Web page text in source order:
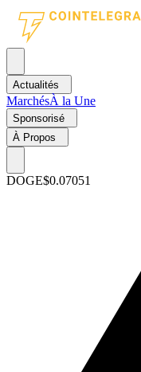
Actualités
MarchésÀ la Une
Sponsorisé
À Propos
DOGE$0.07051